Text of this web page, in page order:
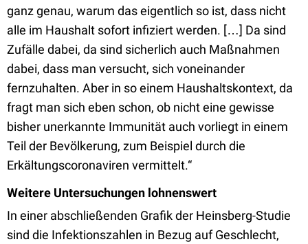
ganz genau, warum das eigentlich so ist, dass nicht
alle im Haushalt sofort infiziert werden. […] Da sind
Zufälle dabei, da sind sicherlich auch Maßnahmen
dabei, dass man versucht, sich voneinander
fernzuhalten. Aber in so einem Haushaltskontext, da
fragt man sich eben schon, ob nicht eine gewisse
bisher unerkannte Immunität auch vorliegt in einem
Teil der Bevölkerung, zum Beispiel durch die
Erkältungscoronaviren vermittelt.“
Weitere Untersuchungen lohnenswert
In einer abschließenden Grafik der Heinsberg-Studie
sind die Infektionszahlen in Bezug auf Geschlecht,